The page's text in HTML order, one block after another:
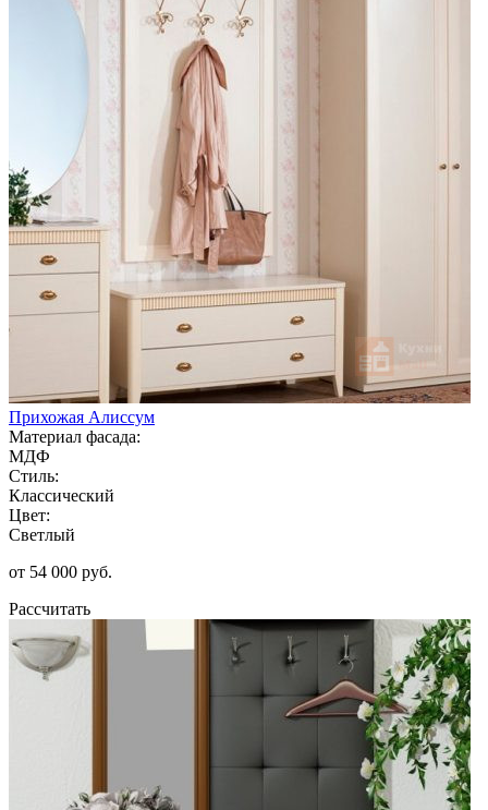
Прихожая Алиссум
Материал фасада:
МДФ
Стиль:
Классический
Цвет:
Светлый
от 54 000 руб.
Рассчитать